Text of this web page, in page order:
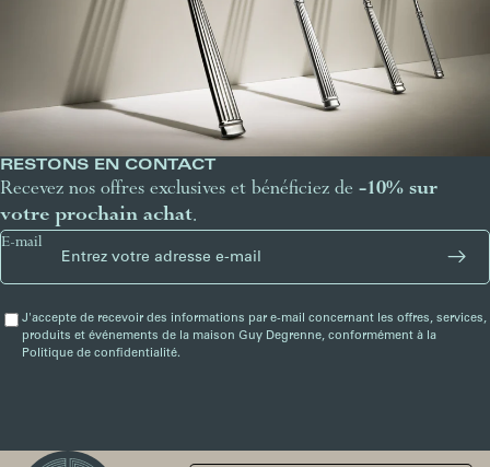
RESTONS EN CONTACT
Recevez nos offres exclusives et bénéficiez de -10% sur
votre prochain achat.
E-mail
J'accepte de recevoir des informations par e-mail concernant les offres, services,
produits et événements de la maison Guy Degrenne, conformément à la
Politique de confidentialité.